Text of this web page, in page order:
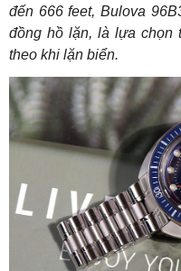
đến 666 feet, Bulova
đồng hồ lặn, là lựa chọn
theo khi lặn biển.